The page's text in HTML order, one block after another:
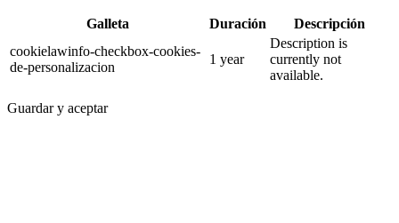
Galleta Duración
Descripción
cookielawinfo-checkbox-cookies-
de-personalizacion
1 year
Description is
currently not
available.
Guardar y aceptar